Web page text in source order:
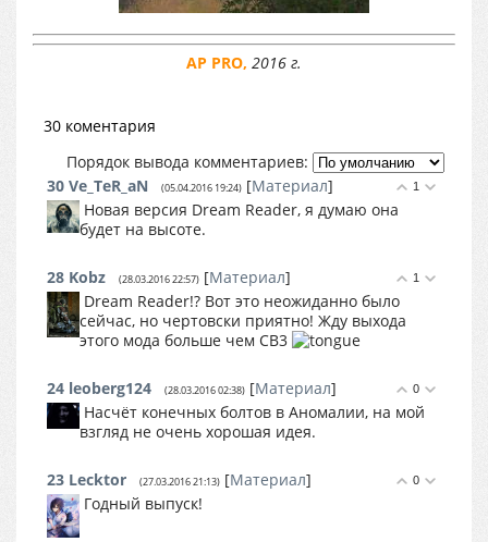
AP PRO, 2016 г.
30 коментария
Порядок вывода комментариев:
1
30 Ve_TeR_aN (05.04.2016 19:24) [Материал]
Новая версия Dream Reader, я думаю она
будет на высоте.
1
28 Kobz (28.03.2016 22:57) [Материал]
Dream Reader!? Вот это неожиданно было
сейчас, но чертовски приятно! Жду выхода
этого мода больше чем СВ3
0
24 leoberg124 (28.03.2016 02:38) [Материал]
Насчёт конечных болтов в Аномалии, на мой
взгляд не очень хорошая идея.
0
23 Lecktor (27.03.2016 21:13) [Материал]
Годный выпуск!